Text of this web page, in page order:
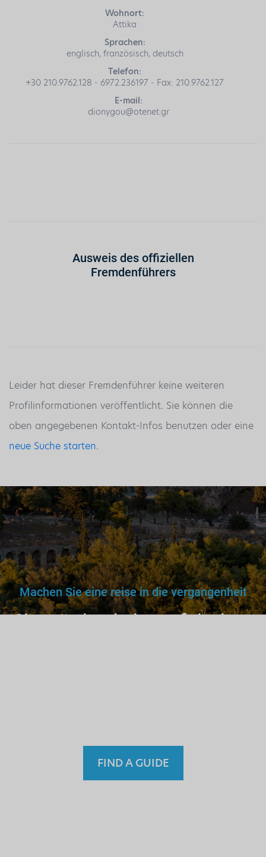
Wohnort:
Attika
Sprachen:
englisch, französisch, deutsch
Telefon:
+30 210.9762.128 - 6972.236197 - Fax: 210.9762.127
E-mail:
dionygou@otenet.gr
Ausweis des offiziellen
Fremdenführers
Leider hat dieser Fremdenführer keine weiteren
Profilinformationen veröffentlicht. Sie können die
oben angegebenen Kontakt-Infos benutzen oder eine
neue Suche starten.
Machen Sie eine reise in die vergangenheit
Sie würden keinem falschen
FIND A GUIDE